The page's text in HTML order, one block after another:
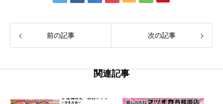
前の記事 次の記事
関連記事